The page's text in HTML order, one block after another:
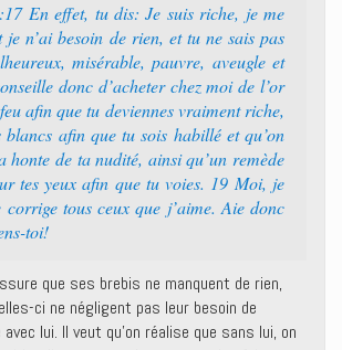
En effet, tu dis: Je suis riche, je me
je n’ai besoin de rien, et tu ne sais pas
misérable, pauvre, aveugle et
donc d’acheter chez moi de l’or
afin que tu deviennes vraiment riche,
blancs afin que tu sois habillé et qu’on
honte de ta nudité, ainsi qu’un remède
tes yeux afin que tu voies. 19 Moi, je
corrige tous ceux que j’aime. Aie donc
toi!
que ses brebis ne manquent de rien,
ci ne négligent pas leur besoin de
lui. Il veut qu’on réalise que sans lui, on